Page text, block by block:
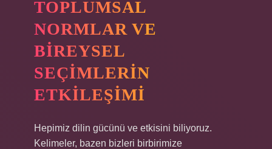
TOPLUMSAL
NORMLAR VE
BIREYSEL
SEÇIMLERIN
ETKILEŞIMI
Hepimiz dilin gücünü ve etkisini biliyoruz.
Kelimeler, bazen bizleri birbirimize